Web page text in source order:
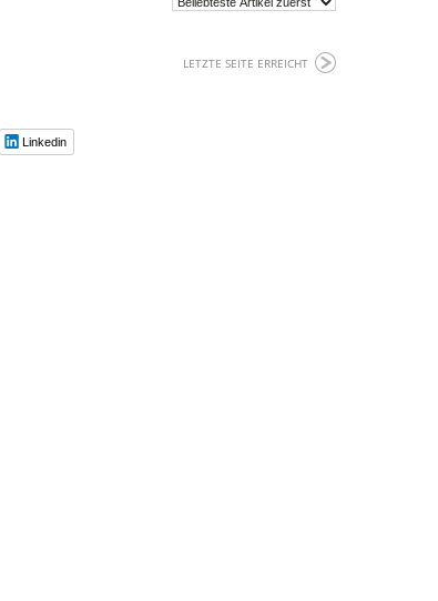
LETZTE SEITE ERREICHT
Linkedin